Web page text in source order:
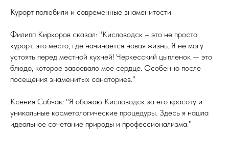
Курорт полюбили и современные знаменитости
Филипп Киркоров сказал: "Кисловодск – это не просто
курорт, это место, где начинается новая жизнь. Я не могу
устоять перед местной кухней! Черкесский цыпленок — это
блюдо, которое завоевало мое сердце. Особенно после
посещения знаменитых санаториев."
Ксения Собчак: "Я обожаю Кисловодск за его красоту и
уникальные косметологические процедуры. Здесь я нашла
идеальное сочетание природы и профессионализма."